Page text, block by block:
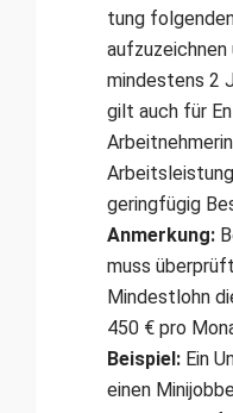
tung
aufzuzeichnen
mindestens 2
gilt auch für
geringfügig
Anmerkung:
muss
Mindestlohn
450 € pro
Beispiel: Ein
einen